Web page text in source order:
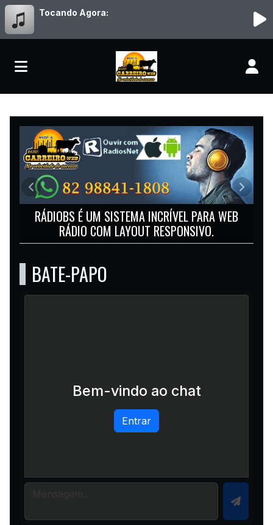
Tocando Agora:
RÁDIO CARREIRO
RÁDIOBS É UM SISTEMA INCRÍVEL PARA WEB
RÁDIO COM LAYOUT RESPONSIVO.
Anterior
BATE-PAPO
Bem-vindo ao chat
Entrar